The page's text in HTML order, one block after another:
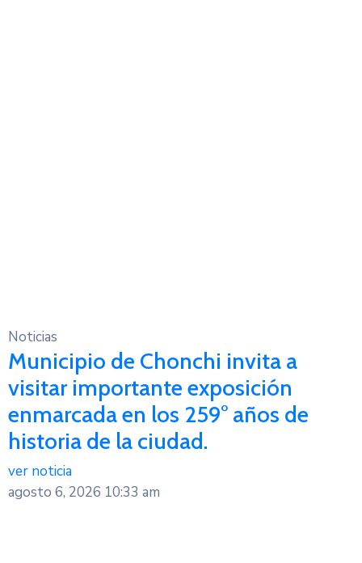
Noticias
Municipio de Chonchi invita a
visitar importante exposición
enmarcada en los 259° años de
historia de la ciudad.
ver noticia
agosto 6, 2026 10:33 am